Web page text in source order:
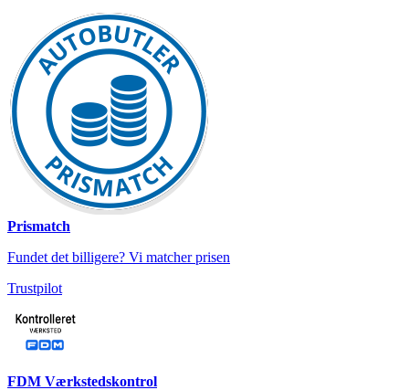
Prismatch
Fundet det billigere? Vi matcher prisen
Trustpilot
FDM Værkstedskontrol